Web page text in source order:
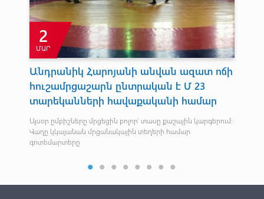
2
ՄԱՐ
Անդրանիկ Հարոյանի անվան ազատ ոճի
հուշամրցաշարն ընտրական է Մ 23
տարեկանների հավաքականի համար
Այսօր ըմբիշները մրցեցին բոլոր՝ տասը քաշային կարգերում։
Վաղը կկայանան մրցանակային տեղերի համար
գոտեմարտերը